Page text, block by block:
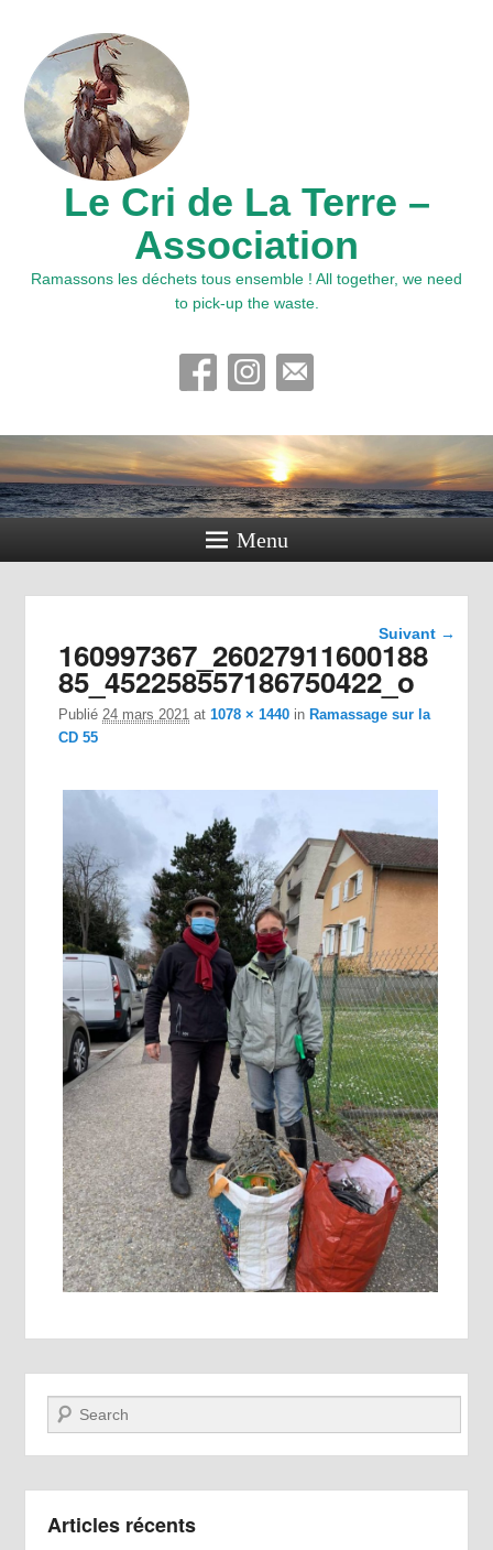
Le Cri de La Terre –
Association
Ramassons les déchets tous ensemble ! All together, we need
to pick-up the waste.
Menu
Navigation
dans les
images
Suivant →
160997367_26027911600188
85_452258557186750422_o
Publié24 mars 2021 at1078 × 1440 in Ramassage sur la
CD 55
Recherche
Articles récents